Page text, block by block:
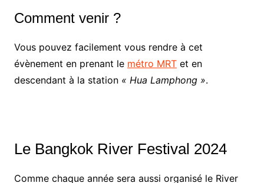
Comment venir ?
Vous pouvez facilement vous rendre à cet
évènement en prenant le métro MRTet en
descendant à la station « Hua Lamphong ».
Le Bangkok River Festival 2024
Comme chaque année sera aussi organisé le River